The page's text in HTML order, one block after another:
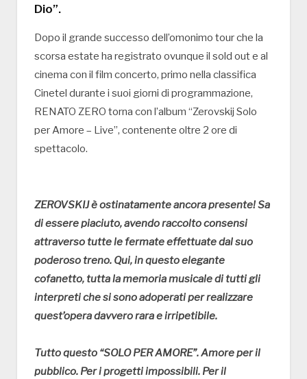
Dio”.
Dopo il grande successo dell’omonimo tour che la
scorsa estate ha registrato ovunque il sold out e al
cinema con il film concerto, primo nella classifica
Cinetel durante i suoi giorni di programmazione,
RENATO ZERO torna con l’album “Zerovskij Solo
per Amore – Live”, contenente oltre 2 ore di
spettacolo.
ZEROVSKIJ è ostinatamente ancora presente! Sa
di essere piaciuto, avendo raccolto consensi
attraverso tutte le fermate effettuate dal suo
poderoso treno. Qui, in questo elegante
cofanetto, tutta la memoria musicale di tutti gli
interpreti che si sono adoperati per realizzare
quest’opera davvero rara e irripetibile.
Tutto questo “SOLO PER AMORE”. Amore per il
pubblico. Per i progetti impossibili. Per il